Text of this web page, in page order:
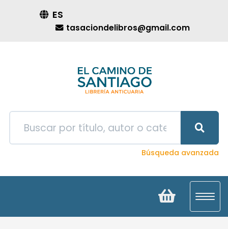
ES
tasaciondelibros@gmail.com
Búsqueda avanzada